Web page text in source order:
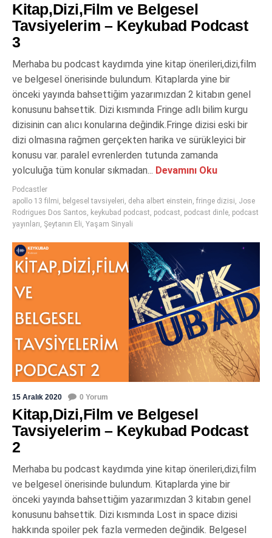
Kitap,Dizi,Film ve Belgesel
Tavsiyelerim – Keykubad Podcast
3
Merhaba bu podcast kaydımda yine kitap önerileri,dizi,film
ve belgesel önerisinde bulundum. Kitaplarda yine bir
önceki yayında bahsettiğim yazarımızdan 2 kitabın genel
konusunu bahsettik. Dizi kısmında Fringe adlı bilim kurgu
dizisinin can alıcı konularına değindik.Fringe dizisi eski bir
dizi olmasına rağmen gerçekten harika ve sürükleyici bir
konusu var. paralel evrenlerden tutunda zamanda
yolculuğa tüm konular sıkmadan... Devamını Oku
Podcastler
apollo 13 filmi, belgesel tavsiyeleri, deha albert einstein, fringe dizisi, Jose
Rodrigues Dos Santos, keykubad podcast, podcast, podcast dinle, podcast
yayınları, Şeytanın Eli, Yaşam Sinyali
15 Aralık 2020 0 Yorum
Kitap,Dizi,Film ve Belgesel
Tavsiyelerim – Keykubad Podcast
2
Merhaba bu podcast kaydımda yine kitap önerileri,dizi,film
ve belgesel önerisinde bulundum. Kitaplarda yine bir
önceki yayında bahsettiğim yazarımızdan 3 kitabın genel
konusunu bahsettik. Dizi kısmında Lost in space dizisi
hakkında spoiler pek fazla vermeden değindik. Belgesel